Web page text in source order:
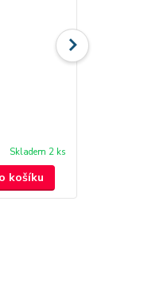
Skladem 2 ks
košíku